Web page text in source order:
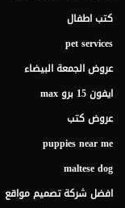
كتب اطفال
pet services
عروض الجمعة البيضاء
ايفون 15 برو max
عروض كتب
puppies near me
maltese dog
افضل شركة تصميم مواقع